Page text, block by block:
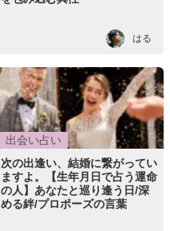
はる
出会い占い
次の出逢い、結婚に繋がってい
ますよ。【生年月日で占う運命
の人】あなたと巡り逢う日/深
める絆/プロポーズの言葉